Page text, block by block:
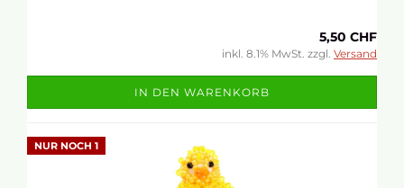
5,50 CHF
inkl. 8.1% MwSt. zzgl. Versand
IN DEN WARENKORB
NUR NOCH 1